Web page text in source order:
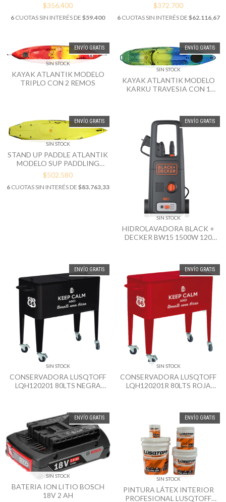
$356.400
6 CUOTAS SIN INTERÉS DE $59.400
$372.700
6CUOTAS SIN INTERÉS DE $62.116,67
ENVÍO GRATIS
SIN STOCK
KAYAK ATLANTIK MODELO
TRIPLO CON 2 REMOS
ENVÍO GRATIS
SIN STOCK
KAYAK ATLANTIK MODELO
KARKU TRAVESIA CON 1
ENVÍO GRATIS
SIN STOCK
STAND UP PADDLE ATLANTIK
MODELO SUP PADDLING
INCLUYE 1 REMO
$502.580
6CUOTAS SIN INTERÉS DE $83.763,33
ENVÍO GRATIS
SIN STOCK
HIDROLAVADORA BLACK +
DECKER BW15 1500W 120
ENVÍO GRATIS
SIN STOCK
CONSERVADORA LUSQTOFF
LQH120201 80LTS NEGRA
ENVÍO GRATIS
SIN STOCK
CONSERVADORA LUSQTOFF
LQH120201R 80LTS ROJA
ENVÍO GRATIS
SIN STOCK
BATERIA ION LITIO BOSCH
18V 2 AH
ENVÍO GRATIS
SIN STOCK
PINTURA LÁTEX INTERIOR
PROFESIONAL LUSQTOFF